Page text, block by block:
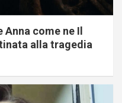
come ne Il
alla tragedia